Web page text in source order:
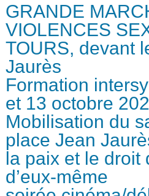
GRANDE
VIOLENCES
TOURS, devant
Jaurès
Formation
et 13 octobre
Mobilisation du
place Jean
la paix et le droit
d’eux-même